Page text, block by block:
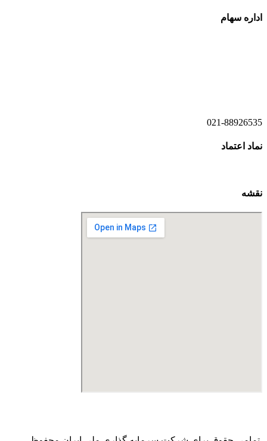
اداره سهام
021-88926535
نماد اعتماد
نقشه